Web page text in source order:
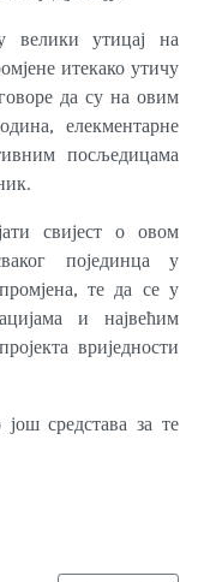
утицај на
итекако утичу
да су на овим
елекментарне
посљедицама
свијест о овом
појединца у
те да се у
и највећим
вриједности
средстава за те